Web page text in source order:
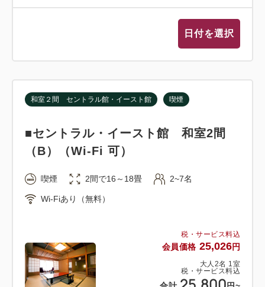
宿泊日2025年10月１日より入湯税300円に変更とな
ります。ただし年齢12歳に達する日以降の最初の4月
6歳以上のお客様は入湯税150円が別途必要です
●子供料金
ります。
日付を選択
税・サービス料込
会員価格 25,026円
大人 2名 1室
税・サービス料込
和室２間 セントラル館・イースト館 喫煙
■セントラル・イースト館 和室2間
（B）（Wi-Fi 可）
喫煙 2間で16～18畳 2~7名
Wi-Fiあり（無料）